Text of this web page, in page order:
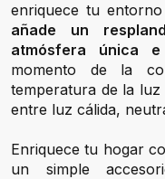
enriquece tu
añade un
atmósfera única
momento de la
temperatura de la
entre luz cálida,
Enriquece tu hogar
un simple